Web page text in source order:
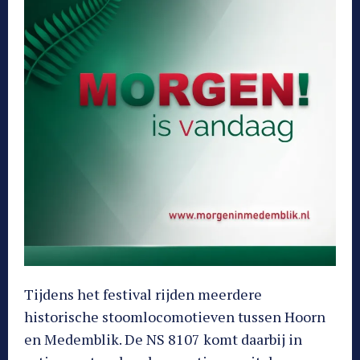
Tijdens het festival rijden meerdere
historische stoomlocomotieven tussen Hoorn
en Medemblik. De NS 8107 komt daarbij in